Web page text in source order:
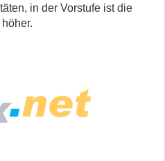
in der Vorstufe ist die